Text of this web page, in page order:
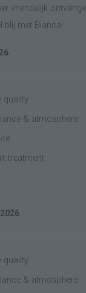
vriendelijk
blij met Bianca!
quality
& atmosphere
treatment
quality
& atmosphere